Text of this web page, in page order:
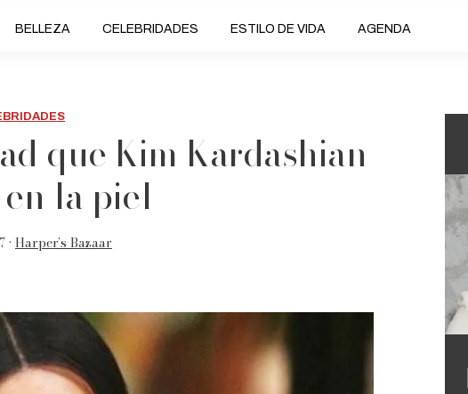
BELLEZA CELEBRIDADES ESTILO DE VIDA AGENDA
que Kim Kardashian
la piel
• Harper’s Bazaar